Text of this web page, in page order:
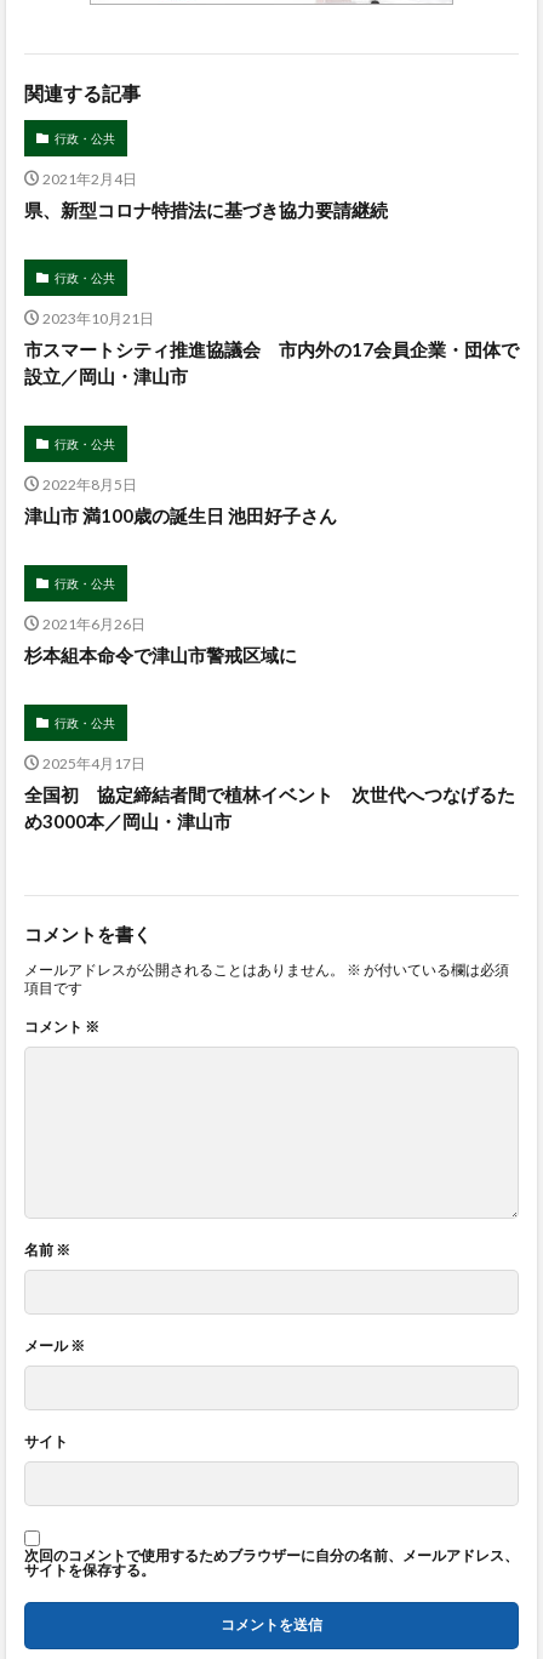
関連する記事
行政・公共
2021年2月4日
県、新型コロナ特措法に基づき協力要請継続
行政・公共
2023年10月21日
市スマートシティ推進協議会 市内外の17会員企業・団体で
設立／岡山・津山市
行政・公共
2022年8月5日
津山市 満100歳の誕生日 池田好子さん
行政・公共
2021年6月26日
杉本組本命令で津山市警戒区域に
行政・公共
2025年4月17日
全国初 協定締結者間で植林イベント 次世代へつなげるた
め3000本／岡山・津山市
コメントを書く
メールアドレスが公開されることはありません。 ※ が付いている欄は必須
項目です
コメント ※
名前 ※
メール※
サイト
次回のコメントで使用するためブラウザーに自分の名前、メールアドレス、
サイトを保存する。